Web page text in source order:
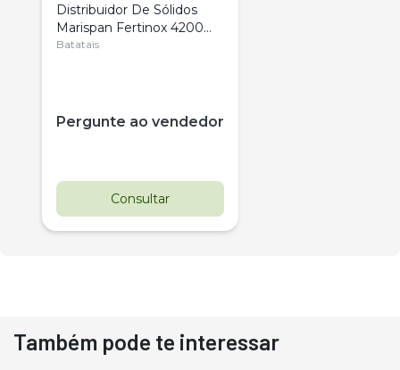
Distribuidor De Sólidos
Marispan Fertinox 4200
Citrus
Batatais
Pergunte ao vendedor
Consultar
Destaque
Também pode te interessar